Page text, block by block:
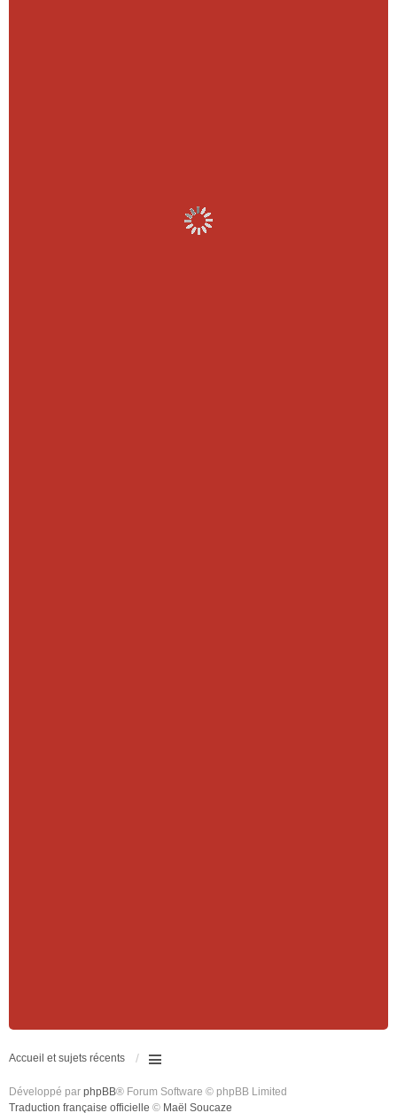
Accueil et sujets récents
Développé par phpBB® Forum Software © phpBB Limited
Traduction française officielle © Maël Soucaze